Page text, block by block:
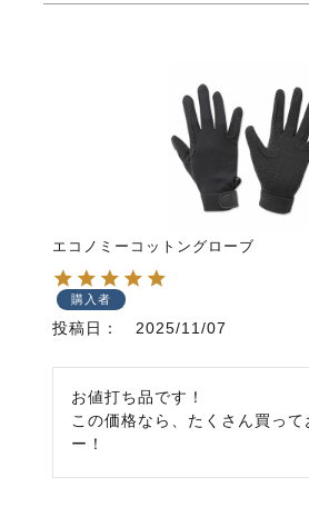
エコノミーコットングローブ
購入者
投稿日 2025/11/07
お値打ち品です！
この価格なら、たくさん買っ
ー！